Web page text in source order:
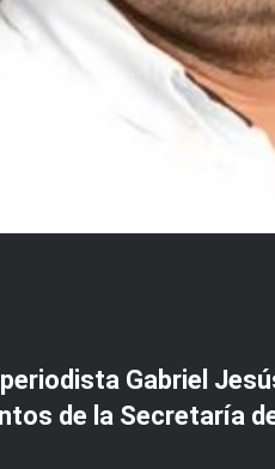
Gabriel
de la Secretaría